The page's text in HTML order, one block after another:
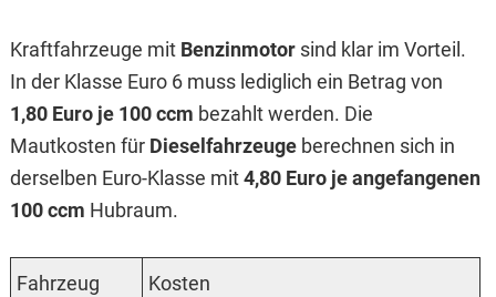
Kraftfahrzeuge mit Benzinmotorsind klar im Vorteil.
In der Klasse Euro 6 muss lediglich ein Betrag von
1,80 Euro je 100 ccm bezahlt werden. Die
Mautkosten für Diesel­fahrzeugeberechnen sich in
derselben Euro-Klasse mit4,80 Euro je angefangenen
100 ccm Hubraum.
Fahrzeug Kosten